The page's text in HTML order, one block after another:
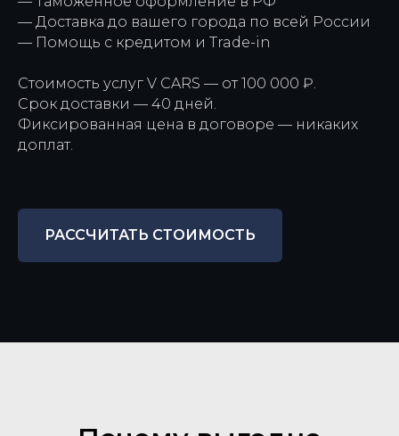
— Доставка до вашего города по всей России
— Помощь с кредитом и Trade-in
Стоимость услуг V CARS — от 100 000 ₽.
Срок доставки — 40 дней.
Фиксированная цена в договоре — никаких
доплат.
РАССЧИТАТЬ СТОИМОСТЬ